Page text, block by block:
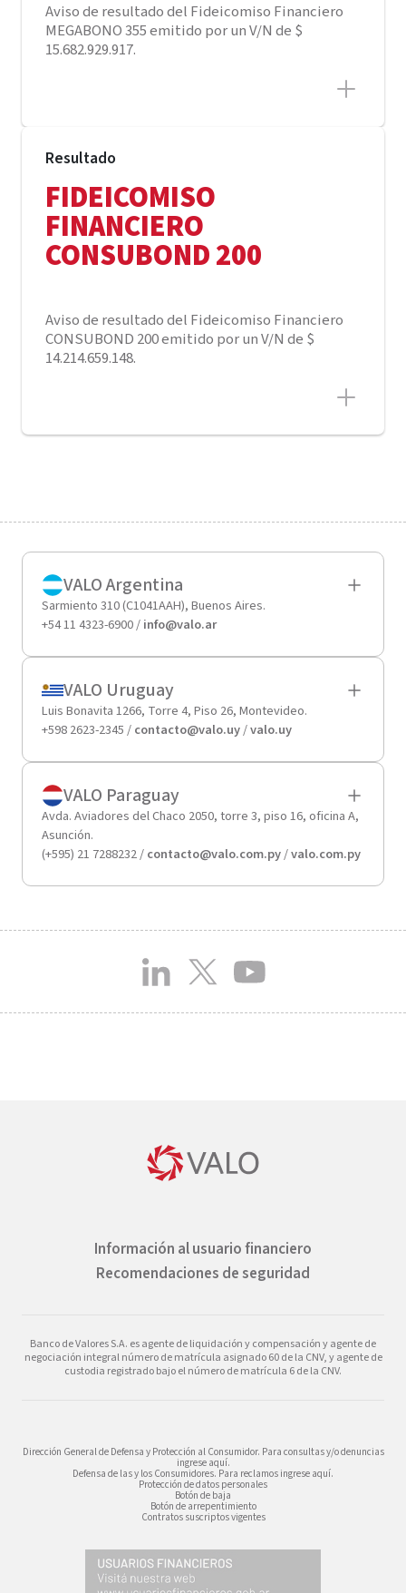
Aviso de resultado del Fideicomiso Financiero
MEGABONO 355 emitido por un V/N de $
15.682.929.917.
Resultado
FIDEICOMISO
FINANCIERO
CONSUBOND 200
Aviso de resultado del Fideicomiso Financiero
CONSUBOND 200 emitido por un V/N de $
14.214.659.148.
VALO Argentina
Sarmiento 310 (C1041AAH), Buenos Aires.
+54 11 4323-6900 /info@valo.ar
VALO Uruguay
Luis Bonavita 1266, Torre 4, Piso 26, Montevideo.
+598 2623-2345 /contacto@valo.uy/valo.uy
VALO Paraguay
Avda. Aviadores del Chaco 2050, torre 3, piso 16, oficina A,
Asunción.
(+595) 21 7288232 /contacto@valo.com.py/valo.com.py
Información al usuario financiero
Recomendaciones de seguridad
Banco de Valores S.A. es agente de liquidación y compensación y agente de
negociación integral número de matrícula asignado 60 de la CNV, y agente de
custodia registrado bajo el número de matrícula 6 de la CNV.
Dirección General de Defensa y Protección al Consumidor. Para consultas y/o denuncias
ingrese aquí.
Defensa de las y los Consumidores. Para reclamos ingrese aquí.
Protección de datos personales
Botón de baja
Botón de arrepentimiento
Contratos suscriptos vigentes